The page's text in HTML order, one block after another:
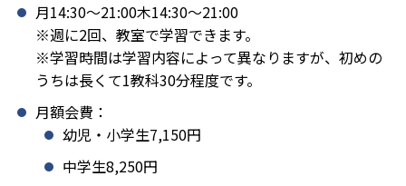
月14:30〜21:00木14:30〜21:00
※週に2回、教室で学習できます。
※学習時間は学習内容によって異なりますが、初めの
うちは長くて1教科30分程度です。
月額会費：
幼児・小学生7,150円
中学生8,250円